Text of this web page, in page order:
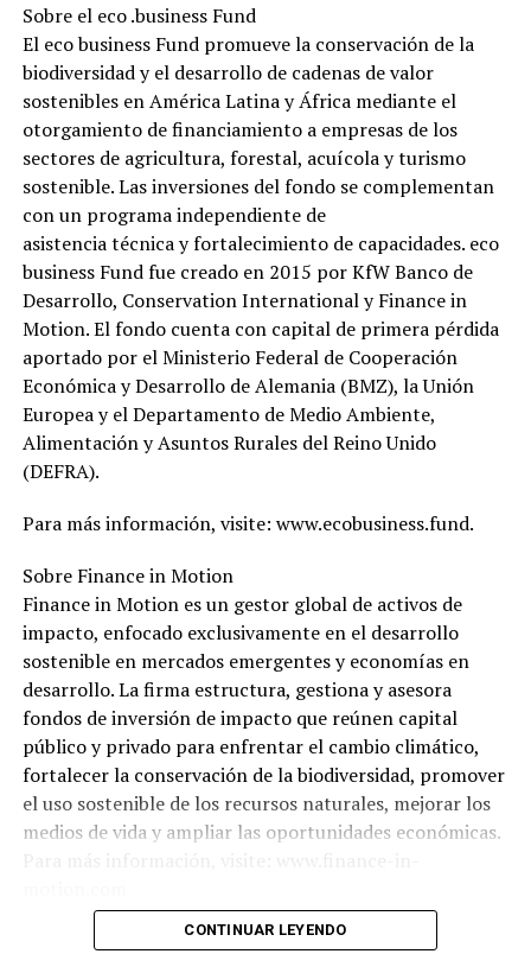
Sobre el eco .business Fund
El eco business Fund promueve la conservación de la
biodiversidad y el desarrollo de cadenas de valor
sostenibles en América Latina y África mediante el
otorgamiento de financiamiento a empresas de los
sectores de agricultura, forestal, acuícola y turismo
sostenible. Las inversiones del fondo se complementan
con un programa independiente de
asistencia técnica y fortalecimiento de capacidades. eco
business Fund fue creado en 2015 por KfW Banco de
Desarrollo, Conservation International y Finance in
Motion. El fondo cuenta con capital de primera pérdida
aportado por el Ministerio Federal de Cooperación
Económica y Desarrollo de Alemania (BMZ), la Unión
Europea y el Departamento de Medio Ambiente,
Alimentación y Asuntos Rurales del Reino Unido
(DEFRA).
Para más información, visite: www.ecobusiness.fund.
Sobre Finance in Motion
Finance in Motion es un gestor global de activos de
impacto, enfocado exclusivamente en el desarrollo
sostenible en mercados emergentes y economías en
desarrollo. La firma estructura, gestiona y asesora
fondos de inversión de impacto que reúnen capital
público y privado para enfrentar el cambio climático,
fortalecer la conservación de la biodiversidad, promover
el uso sostenible de los recursos naturales, mejorar los
medios de vida y ampliar las oportunidades económicas.
CONTINUAR LEYENDO